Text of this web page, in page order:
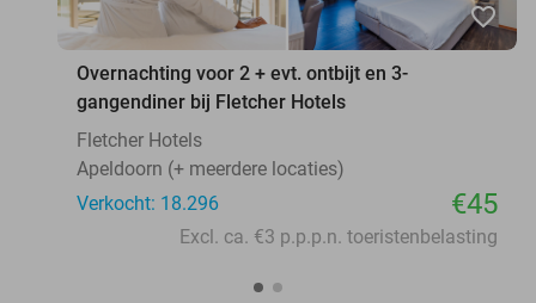
favorite_border
Overnachting voor 2 + evt. ontbijt en 3-
gangendiner bij Fletcher Hotels
Fletcher Hotels
Apeldoorn (+ meerdere locaties)
Verkocht: 18.296
€45
Excl. ca. €3 p.p.p.n. toeristenbelasting